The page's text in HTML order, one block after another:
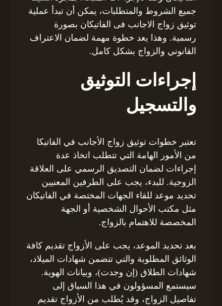
جميع الشروط والمتطلبات، يمكن أن تبدأ عملية
توثيق زواج الاجانب فى الفاتيكان بصورة
رسمية. وهذا يعد خطوة مهمة لضمان الاعتراف
القانوني والزواج بشكل كامل.
إجراءات التوثيق
والتسجيل
تعتبر خطوات توثيق زواج الأجانب في الفاتيكا
من الأمور الهامة التي تتطلب اتخاذ عدة
إجراءات لضمان التصديق الرسمي على العلاقة
الزوجية. للبدء، يجب على الطرفين المعنيين
تحديد موعد للقاء الجهات المختصة في الفاتيكان
مثل مكتب الأحوال الشخصية أو الجهة
المخصصة للاهتمام بالزواج.
بعد تحديد الموعد، يجب على الأزواج تقديم كافة
الوثائق المطلوبة والتي تتضمن شهادات الميلاد،
شهادات الطلاق (إن وجدت)، وبيانات الهوية.
سيستمع المسؤولون في هذا السياق إلى
تفاصيل الزواج، وقد يُطلب من الأزواج تقديم